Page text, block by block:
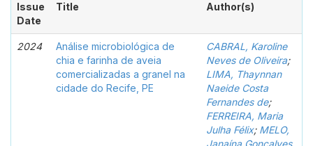
Issue
Date
Title Author(s)
2024
Análise microbiológica de
chia e farinha de aveia
comercializadas a granel na
cidade do Recife, PE
CABRAL, Karoline
Neves de Oliveira;
LIMA, Thaynnan
Naeide Costa
Fernandes de;
FERREIRA, Maria
Julha Félix; MELO,
Janaína Gonçalves